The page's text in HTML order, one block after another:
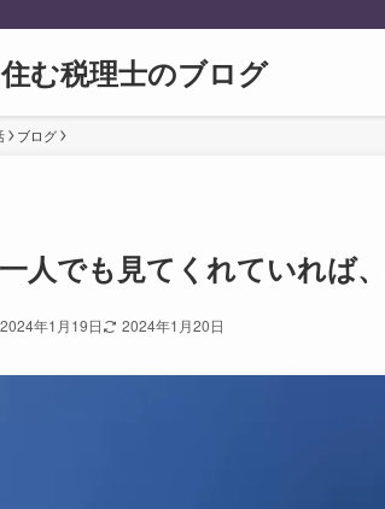
む税理士のブログ
ブログ
一人でも見てくれていれば
2024年1月19日 2024年1月20日